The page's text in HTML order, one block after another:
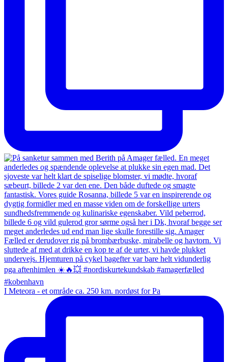
I Meteora - et område ca. 250 km. nordøst for Pa